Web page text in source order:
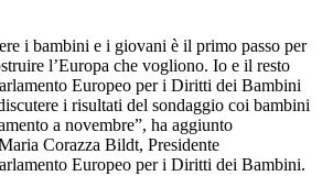
i bambini e i giovani è il primo passo per
l’Europa che vogliono. Io e il resto
Europeo per i Diritti dei Bambini
i risultati del sondaggio coi bambini
a novembre”, ha aggiunto
Corazza Bildt, Presidente
Europeo per i Diritti dei Bambini.